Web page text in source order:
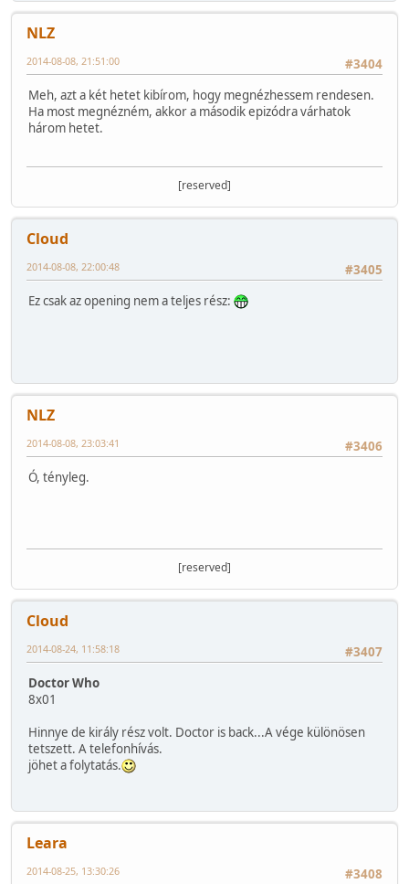
NLZ
#3404
2014-08-08, 21:51:00
Meh, azt a két hetet kibírom, hogy megnézhessem rendesen.
Ha most megnézném, akkor a második epizódra várhatok
három hetet.
[reserved]
Cloud
#3405
2014-08-08, 22:00:48
Ez csak az opening nem a teljes rész:
NLZ
#3406
2014-08-08, 23:03:41
Ó, tényleg.
[reserved]
Cloud
#3407
2014-08-24, 11:58:18
Doctor Who
8x01
Hinnye de király rész volt. Doctor is back...A vége különösen
tetszett. A telefonhívás.
jöhet a folytatás.
Leara
#3408
2014-08-25, 13:30:26